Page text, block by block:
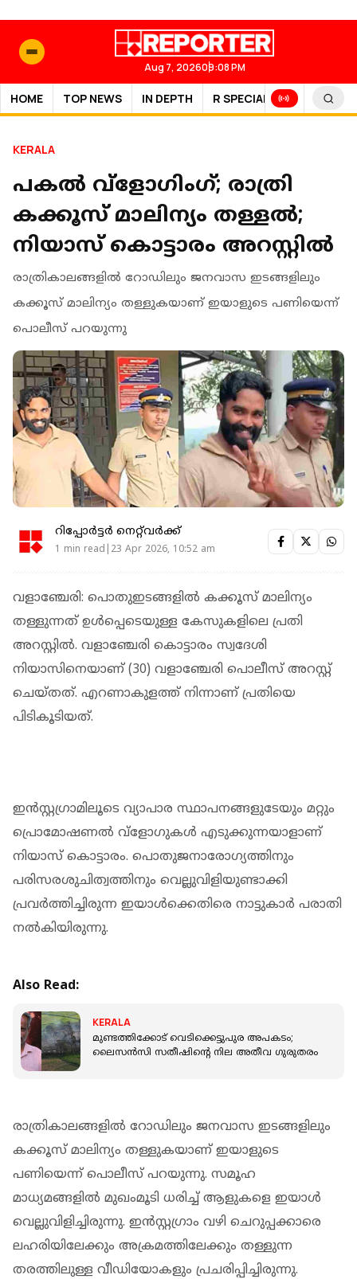
Aug 7, 202609:08 PM
HOME TOP NEWS IN DEPTH R SPECIAL SPORTS
KERALA
പകല്‍ വ്‌ളോഗിംഗ്; രാത്രി
കക്കൂസ് മാലിന്യം തള്ളല്‍;
നിയാസ് കൊട്ടാരം അറസ്റ്റില്‍
രാത്രികാലങ്ങളില്‍ റോഡിലും ജനവാസ ഇടങ്ങളിലും
കക്കൂസ് മാലിന്യം തള്ളുകയാണ് ഇയാളുടെ പണിയെന്ന്
പൊലീസ് പറയുന്നു
റിപ്പോർട്ടർ നെറ്റ്‌വര്‍ക്ക്‌
1 min read|23 Apr 2026, 10:52 am
വളാഞ്ചേരി: പൊതുഇടങ്ങളില്‍ കക്കൂസ് മാലിന്യം
തള്ളുന്നത് ഉള്‍പ്പെടെയുള്ള കേസുകളിലെ പ്രതി
അറസ്റ്റില്‍. വളാഞ്ചേരി കൊട്ടാരം സ്വദേശി
നിയാസിനെയാണ് (30) വളാഞ്ചേരി പൊലീസ് അറസ്റ്റ്
ചെയ്തത്. എറണാകുളത്ത് നിന്നാണ് പ്രതിയെ
പിടികൂടിയത്.
ഇന്‍സ്റ്റഗ്രാമിലൂടെ വ്യാപാര സ്ഥാപനങ്ങളുടേയും മറ്റും
പ്രൊമോഷണല്‍ വ്‌ളോഗുകള്‍ എടുക്കുന്നയാളാണ്
നിയാസ് കൊട്ടാരം. പൊതുജനാരോഗ്യത്തിനും
പരിസരശുചിത്വത്തിനും വെല്ലുവിളിയുണ്ടാക്കി
പ്രവര്‍ത്തിച്ചിരുന്ന ഇയാള്‍ക്കെതിരെ നാട്ടുകാര്‍ പരാതി
നല്‍കിയിരുന്നു.
Also Read:
KERALA
മുണ്ടത്തിക്കോട് വെടിക്കെട്ടുപുര അപകടം;
ലൈസന്‍സി സതീഷിന്റെ നില അതീവ ഗുരുതരം
രാത്രികാലങ്ങളില്‍ റോഡിലും ജനവാസ ഇടങ്ങളിലും
കക്കൂസ് മാലിന്യം തള്ളുകയാണ് ഇയാളുടെ
പണിയെന്ന് പൊലീസ് പറയുന്നു. സമൂഹ
മാധ്യമങ്ങളില്‍ മുഖംമൂടി ധരിച്ച് ആളുകളെ ഇയാള്‍
വെല്ലുവിളിച്ചിരുന്നു. ഇന്‍സ്റ്റഗ്രാം വഴി ചെറുപ്പക്കാരെ
ലഹരിയിലേക്കും അക്രമത്തിലേക്കും തള്ളുന്ന
തരത്തിലുള്ള വീഡിയോകളും പ്രചരിപ്പിച്ചിരുന്നു.